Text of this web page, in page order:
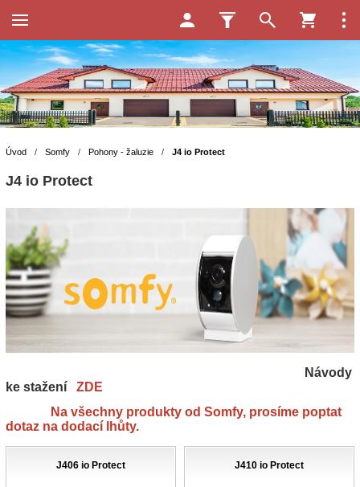
Úvod / Somfy / Pohony - žaluzie / J4 io Protect
J4 io Protect
Návody
ke stažení ZDE
Na všechny produkty od Somfy, prosíme poptat
dotaz na dodací lhůty.
J406 io Protect J410 io Protect